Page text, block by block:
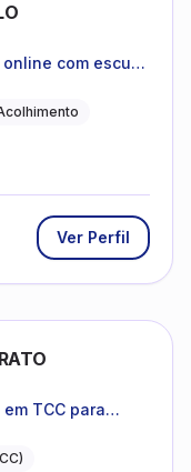
com escuta
Ver Perfil
TCC para